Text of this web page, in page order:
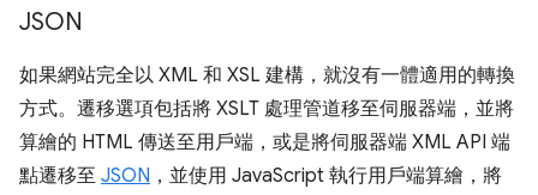
JSON
如果網站完全以 XML 和 XSL 建構，就沒有一體適用的轉換
方式。遷移選項包括將 XSLT 處理管道移至伺服器端，並將
算繪的 HTML 傳送至用戶端，或是將伺服器端 XML API 端
點遷移至 JSON ，並使用 JavaScript 執行用戶端算繪，將